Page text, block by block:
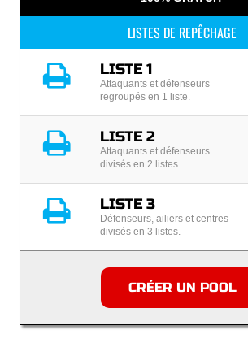
LISTES DE REPÊCHAGE
LISTE 1
Attaquants et défenseurs
regroupés en 1 liste.
LISTE 2
Attaquants et défenseurs
divisés en 2 listes.
LISTE 3
Défenseurs, ailiers et centres
divisés en 3 listes.
CRÉER UN POOL